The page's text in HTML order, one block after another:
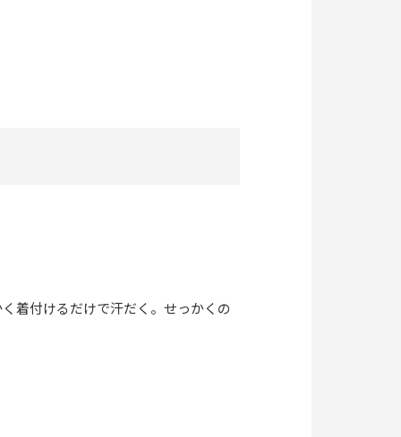
着付けるだけで汗だく。せっかくの